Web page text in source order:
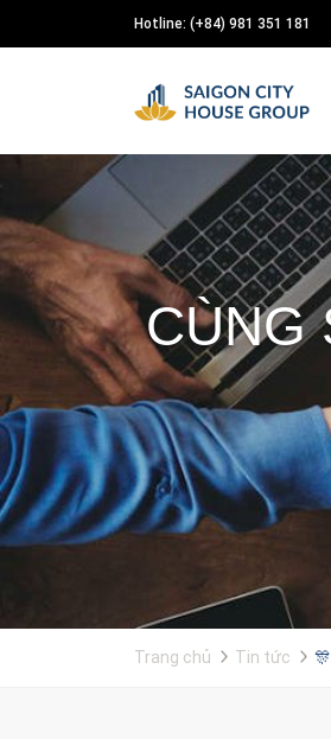
Hotline: (+84) 981 351 181
CÙNG
Trang chủ Tin tức